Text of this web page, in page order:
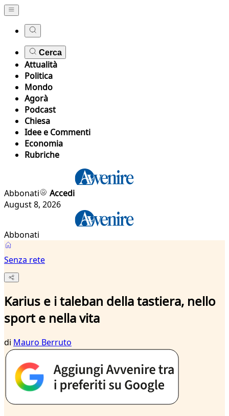
Cerca
Attualità
Politica
Mondo
Agorà
Podcast
Chiesa
Idee e Commenti
Economia
Rubriche
Abbonati
Accedi
August 8, 2026
Abbonati
Senza rete
Karius e i taleban della tastiera, nello
sport e nella vita
di Mauro Berruto